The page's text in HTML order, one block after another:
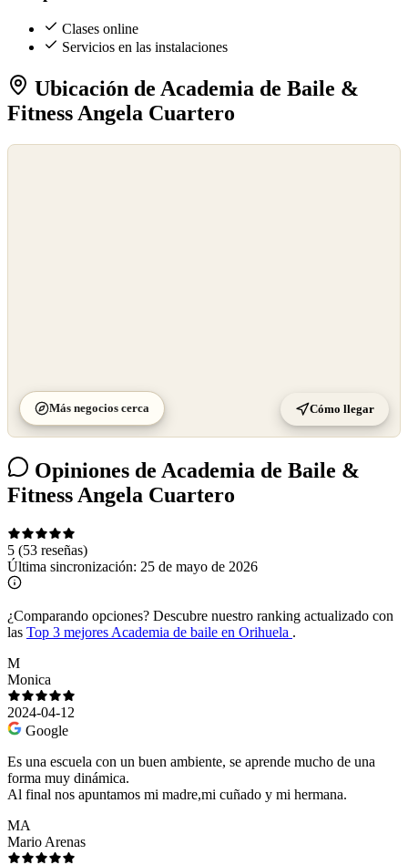
Clases online
Servicios en las instalaciones
Ubicación de Academia de Baile &
Fitness Angela Cuartero
Más negocios cerca Cómo llegar
Opiniones de Academia de Baile &
Fitness Angela Cuartero
5 (53 reseñas)
Última sincronización: 25 de mayo de 2026
¿Comparando opciones? Descubre nuestro ranking actualizado con
las Top 3 mejores Academia de baile en Orihuela .
M
Monica
2024-04-12
Google
Es una escuela con un buen ambiente, se aprende mucho de una
forma muy dinámica.
Al final nos apuntamos mi madre,mi cuñado y mi hermana.
MA
Mario Arenas